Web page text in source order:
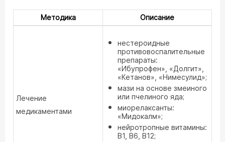
Методика Описание
Лечение
медикаментами
нестероидные
противовоспалительные
препараты:
«Ибупрофен», «Долгит»,
«Кетанов», «Нимесулид»;
мази на основе змеиного
или пчелиного яда;
миорелаксанты:
«Мидокалм»;
нейротропные витамины:
В1, В6, В12;